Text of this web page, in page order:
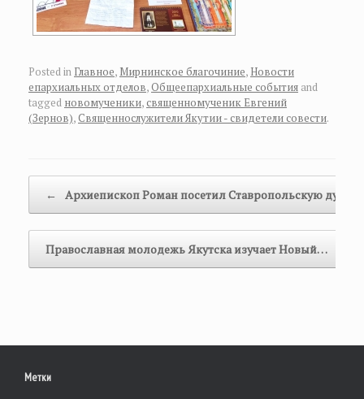
Posted in Главное, Мирнинское благочиние, Новости
епархиальных отделов,Общеепархиальные события and
tagged новомученики,священномученик Евгений
(Зернов),Священнослужители Якутии - свидетели совести.
← Архиепископ Роман посетил Ставропольскую
Православная молодежь Якутска изучает Новый…
Метки